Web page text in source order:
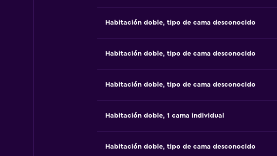
Habitación doble, tipo de cama desconocido
Habitación doble, tipo de cama desconocido
Habitación doble, tipo de cama desconocido
Habitación doble, 1 cama individual
Habitación doble, tipo de cama desconocido